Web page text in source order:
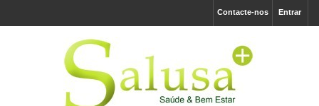
Entrar
Contacte-nos